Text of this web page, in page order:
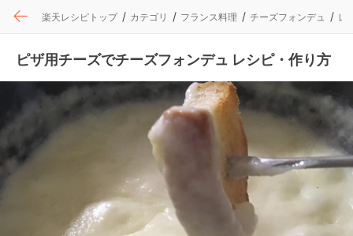
楽天レシピトップ カテゴリ フランス料理 チーズフォンデュ レ
ピザ用チーズでチーズフォンデュ レシピ・作り方